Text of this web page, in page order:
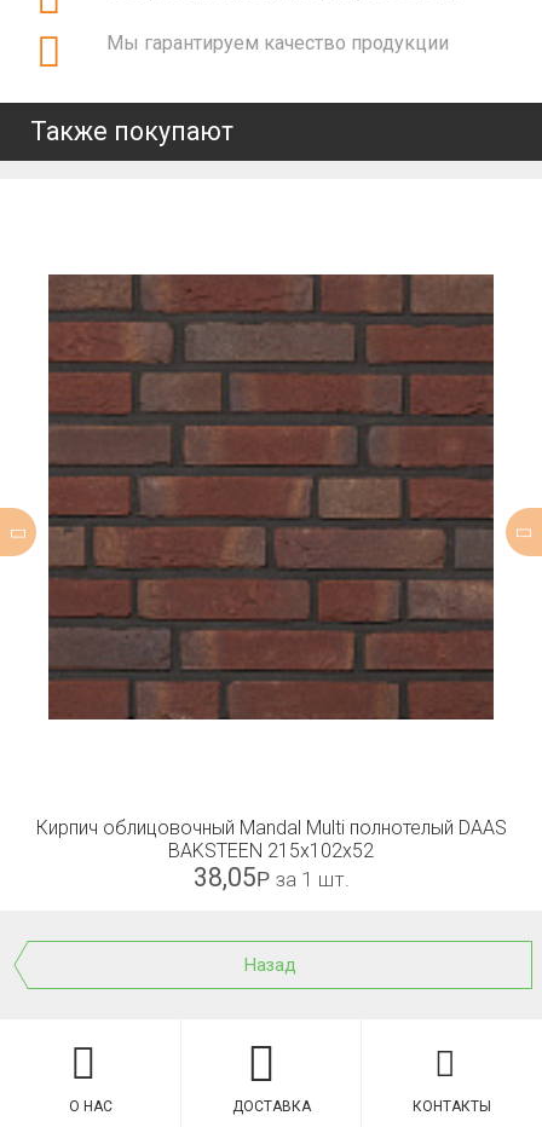
Мы гарантируем качество продукции
Также покупают
Кирпич облицовочный Mandal Multi полнотелый DAAS
BAKSTEEN 215x102x52
38,05Р за 1 шт.
Назад
О НАС ДОСТАВКА КОНТАКТЫ